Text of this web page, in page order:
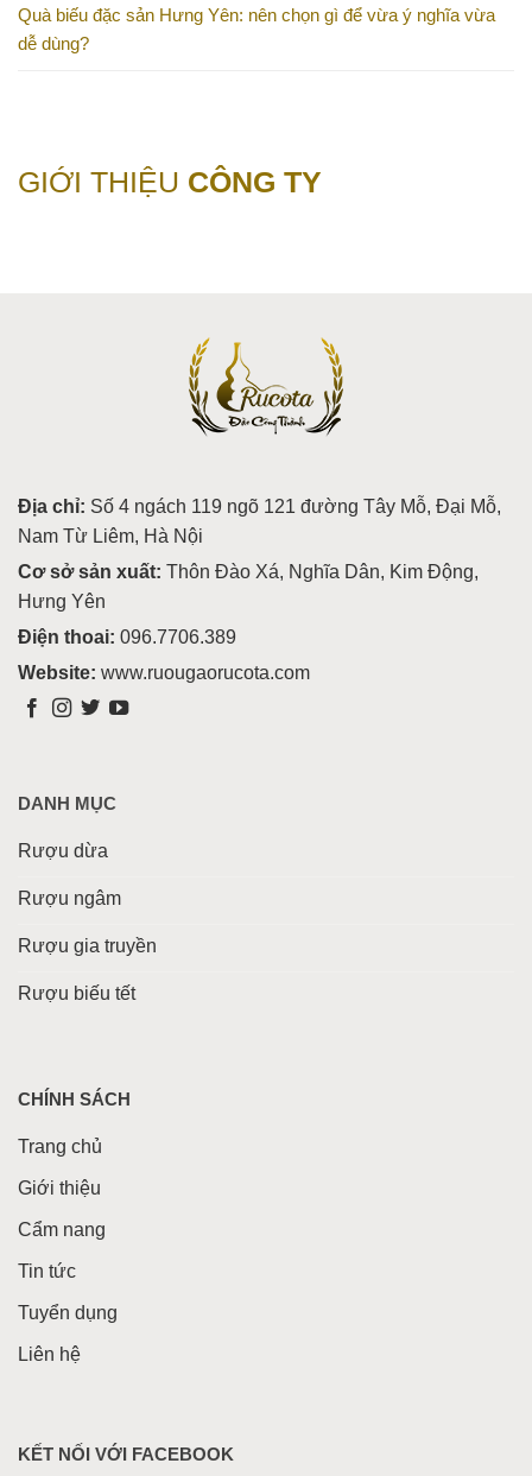
Quà biếu đặc sản Hưng Yên: nên chọn gì để vừa ý nghĩa vừa
dễ dùng?
GIỚI THIỆU CÔNG TY
Địa chỉ: Số 4 ngách 119 ngõ 121 đường Tây Mỗ, Đại Mỗ,
Nam Từ Liêm, Hà Nội
Cơ sở sản xuất: Thôn Đào Xá, Nghĩa Dân, Kim Động,
Hưng Yên
Điện thoai: 096.7706.389
Website: www.ruougaorucota.com
DANH MỤC
Rượu dừa
Rượu ngâm
Rượu gia truyền
Rượu biếu tết
CHÍNH SÁCH
Trang chủ
Giới thiệu
Cẩm nang
Tin tức
Tuyển dụng
Liên hệ
KẾT NỐI VỚI FACEBOOK